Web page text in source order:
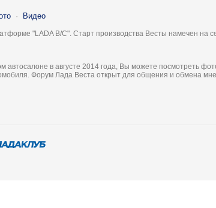
· Видео
"LADA B/C". Старт производства Весты намечен на
автосалоне в августе 2014 года, Вы можете посмотреть
Форум Лада Веста открыт для общения и обмена